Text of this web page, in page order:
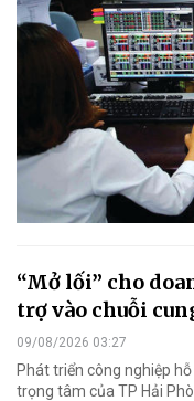
“Mở lối” cho
trợ vào chuỗi
09/08/2026 03:27
Phát triển công nghiệp
trọng tâm của TP Hải